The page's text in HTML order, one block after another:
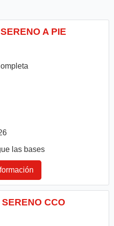
A PIE
las bases
CCO